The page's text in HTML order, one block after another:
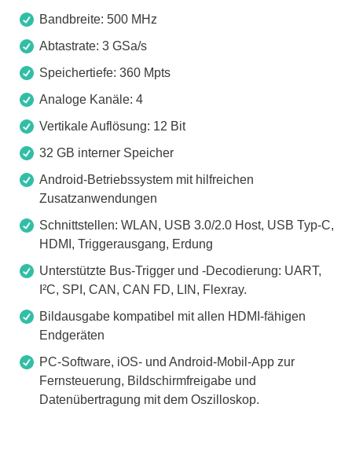
Bandbreite: 500 MHz
Abtastrate: 3 GSa/s
Speichertiefe: 360 Mpts
Analoge Kanäle: 4
Vertikale Auflösung: 12 Bit
32 GB interner Speicher
Android-Betriebssystem mit hilfreichen
Zusatzanwendungen
Schnittstellen: WLAN, USB 3.0/2.0 Host, USB Typ-C,
HDMI, Triggerausgang, Erdung
Unterstützte Bus-Trigger und -Decodierung: UART,
I²C, SPI, CAN, CAN FD, LIN, Flexray.
Bildausgabe kompatibel mit allen HDMI-fähigen
Endgeräten
PC-Software, iOS- und Android-Mobil-App zur
Fernsteuerung, Bildschirmfreigabe und
Datenübertragung mit dem Oszilloskop.